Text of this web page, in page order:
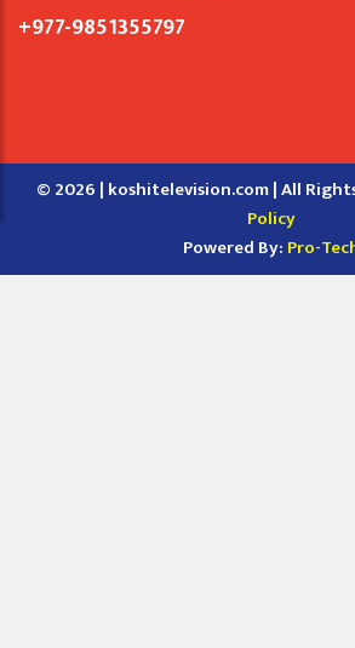
+977-9851355797
© 2026 | koshitelevision.com | All
Policy
Powered By: Pro-